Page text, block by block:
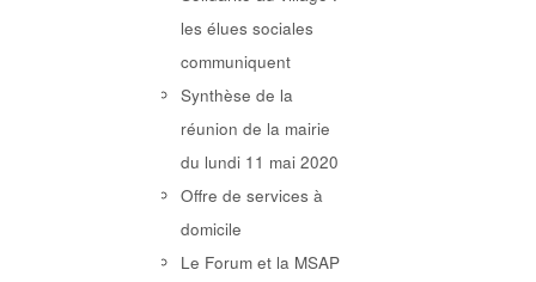
les élues sociales
communiquent
Synthèse de la
réunion de la mairie
du lundi 11 mai 2020
Offre de services à
domicile
Le Forum et la MSAP